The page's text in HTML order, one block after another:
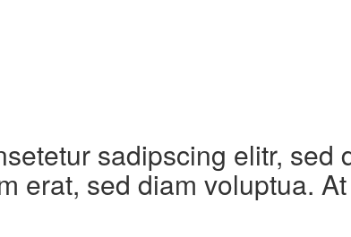
sadipscing elitr,
erat, sed diam voluptua.